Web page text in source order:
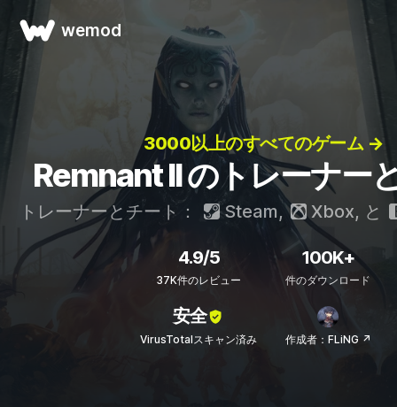
wemod
3000以上のすべてのゲーム →
Remnant II のトレーナー
トレーナーとチート： Steam, Xbox, と
4.9/5
37K件のレビュー
100K+
件のダウンロード
安全
VirusTotalスキャン済み 作成者：FLiNG ↗